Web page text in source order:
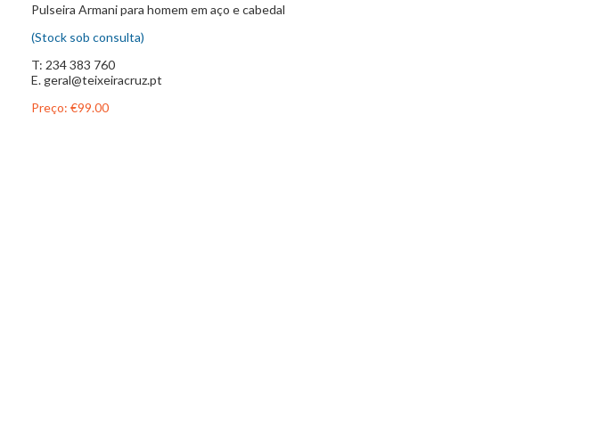
Pulseira Armani para homem em aço e cabedal
(Stock sob consulta)
T: 234 383 760
E. geral@teixeiracruz.pt
Preço: €99.00